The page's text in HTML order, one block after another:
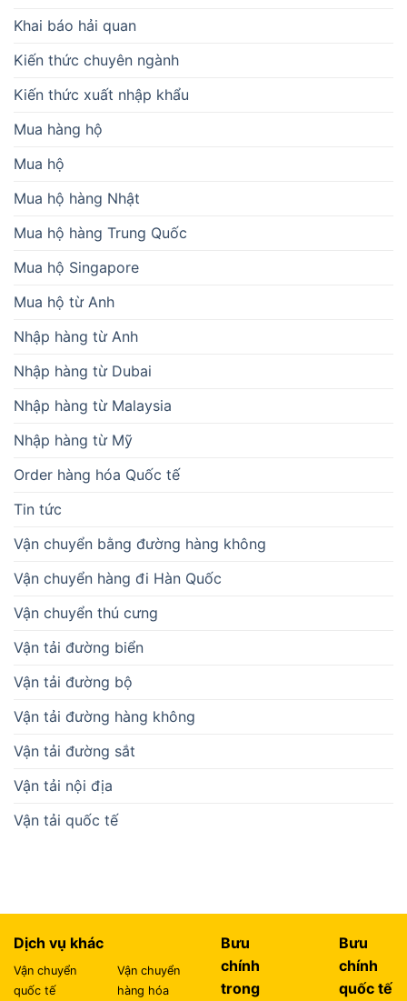
Khai báo hải quan
Kiến thức chuyên ngành
Kiến thức xuất nhập khẩu
Mua hàng hộ
Mua hộ
Mua hộ hàng Nhật
Mua hộ hàng Trung Quốc
Mua hộ Singapore
Mua hộ từ Anh
Nhập hàng từ Anh
Nhập hàng từ Dubai
Nhập hàng từ Malaysia
Nhập hàng từ Mỹ
Order hàng hóa Quốc tế
Tin tức
Vận chuyển bằng đường hàng không
Vận chuyển hàng đi Hàn Quốc
Vận chuyển thú cưng
Vận tải đường biển
Vận tải đường bộ
Vận tải đường hàng không
Vận tải đường sắt
Vận tải nội địa
Vận tải quốc tế
Dịch vụ khác
Vận chuyển
quốc tế
Vận chuyển
hàng hóa
Bưu
chính
trong
Bưu
chính
quốc tế